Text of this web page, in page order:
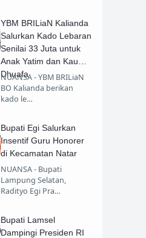
YBM BRILiaN Kalianda
Salurkan Kado Lebaran
Senilai 33 Juta untuk
Anak Yatim dan Kaum
Dhuafa
NUANSA - YBM BRILiaN
BO Kalianda berikan
kado le…
Bupati Egi Salurkan
Insentif Guru Honorer
di Kecamatan Natar
NUANSA - Bupati
Lampung Selatan,
Radityo Egi Pra…
Bupati Lamsel
Dampingi Presiden RI